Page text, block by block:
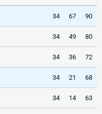
34 67 90
34 49 80
34 36 72
34 21 68
34 14 63